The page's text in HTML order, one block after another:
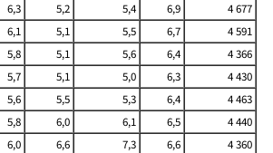
6,3 5,2 5,4 6,9
4 677
6,1 5,1 5,5 6,7
4 591
5,8 5,1 5,6 6,4
4 366
5,7 5,1 5,0 6,3
4 430
5,6 5,5 5,3 6,4
4 463
5,8 6,0 6,1 6,5
4 440
6,0 6,6 7,3 6,6
4 360